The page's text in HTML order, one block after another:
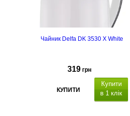
Чайник Delfa DK 3530 X White
319 грн
КУПИТИ
Купити
в 1 клік